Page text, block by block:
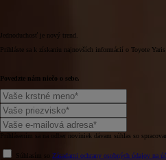
Jednoduchosť je nový trend.
Prihláste sa k získaniu najnovších informácií o Toyote
Povedzte nám niečo o sebe.
Prihlásením sa na odber noviniek dávam súhlas so
Súhlasím so Zásadami ochrany osobných údajov na